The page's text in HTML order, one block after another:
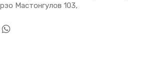
Мастонгулов 103,